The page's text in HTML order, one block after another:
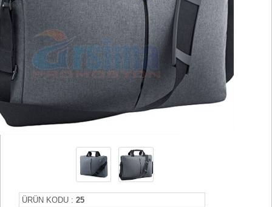
ÜRÜN KODU : 25